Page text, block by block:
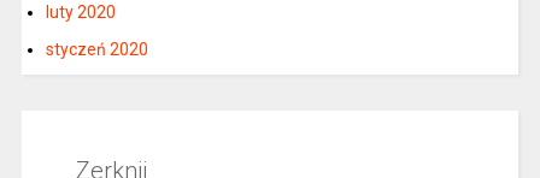
luty 2020
styczeń 2020
Zerknij